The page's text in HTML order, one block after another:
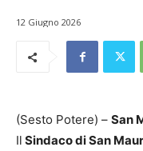
12 Giugno 2026
(Sesto Potere) – San
Il Sindaco di San